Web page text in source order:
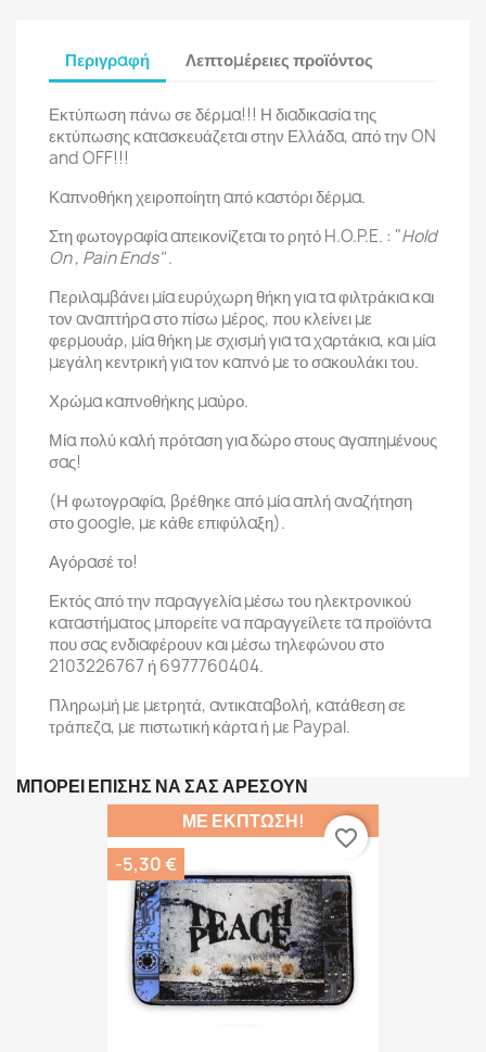
Περιγραφή Λεπτομέρειες προϊόντος
Εκτύπωση πάνω σε δέρμα!!! Η διαδικασία της
εκτύπωσης κατασκευάζεται στην Ελλάδα, από την ON
and OFF!!!
Καπνοθήκη χειροποίητη από καστόρι δέρμα.
Στη φωτογραφία απεικονίζεται το ρητό H.O.P.E. : "Hold
On , Pain Ends".
Περιλαμβάνει μία ευρύχωρη θήκη για τα φιλτράκια και
τον αναπτήρα στο πίσω μέρος, που κλείνει με
φερμουάρ, μία θήκη με σχισμή για τα χαρτάκια, και μία
μεγάλη κεντρική για τον καπνό με το σακουλάκι του.
Χρώμα καπνοθήκης μαύρο.
Μία πολύ καλή πρόταση για δώρο στους αγαπημένους
σας!
(Η φωτογραφία, βρέθηκε από μία απλή αναζήτηση
στο google, με κάθε επιφύλαξη).
Αγόρασέ το!
Εκτός από την παραγγελία μέσω του ηλεκτρονικού
καταστήματος μπορείτε να παραγγείλετε τα προϊόντα
που σας ενδιαφέρουν και μέσω τηλεφώνου στο
2103226767 ή 6977760404.
Πληρωμή με μετρητά, αντικαταβολή, κατάθεση σε
τράπεζα, με πιστωτική κάρτα ή με Paypal.
ΜΠΟΡΕΊ ΕΠΊΣΗΣ ΝΑ ΣΑΣ ΑΡΈΣΟΥΝ
ΜΕ ΈΚΠΤΩΣΗ!
-5,30 €
favorite_border